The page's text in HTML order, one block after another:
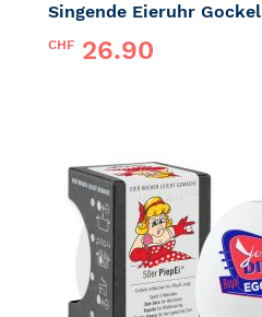
Singende Eieruhr Gockel
CHF26.90
MERKLISTE
HINZUFÜGEN